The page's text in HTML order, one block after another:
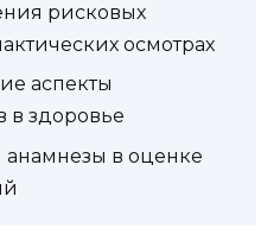
рисковых
осмотрах
аспекты
в здоровье
в оценке